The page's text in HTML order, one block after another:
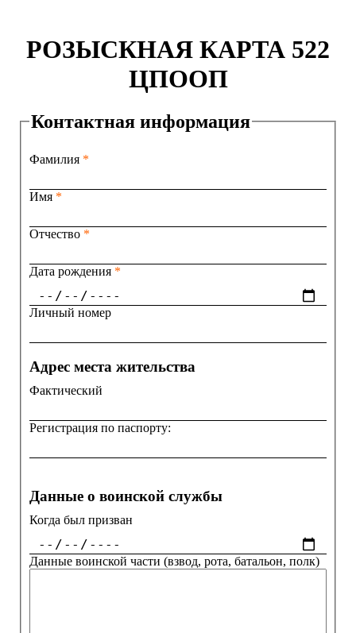
РОЗЫСКНАЯ КАРТА 522
ЦПООП
Контактная информация
Фамилия *
Имя *
Отчество *
Дата рождения *
Личный номер
Адрес места жительства
Фактический
Регистрация по паспорту:
Данные о воинской службы
Когда был призван
Данные воинской части (взвод, рота, батальон, полк)